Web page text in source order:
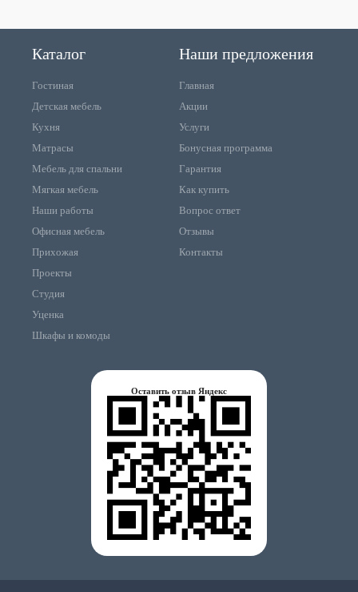
Каталог
Гостиная
Детская мебель
Кухня
Матрасы
Мебель для спальни
Мягкая мебель
Наши работы
Офисная мебель
Прихожая
Проекты
Студия
Уценка
Шкафы и комоды
Наши предложения
Главная
Акции
Услуги
Бонусная программа
Гарантия
Как купить
Вопрос ответ
Отзывы
Контакты
Оставить отзыв Яндекс